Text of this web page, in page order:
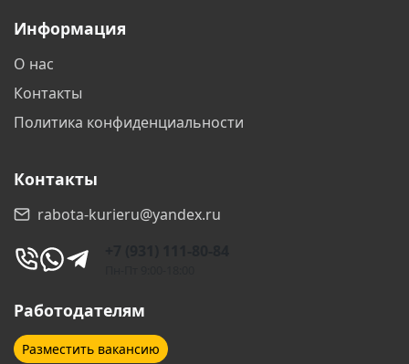
Информация
О нас
Контакты
Политика конфиденциальности
Контакты
rabota-kurieru@yandex.ru
Работодателям
Разместить вакансию